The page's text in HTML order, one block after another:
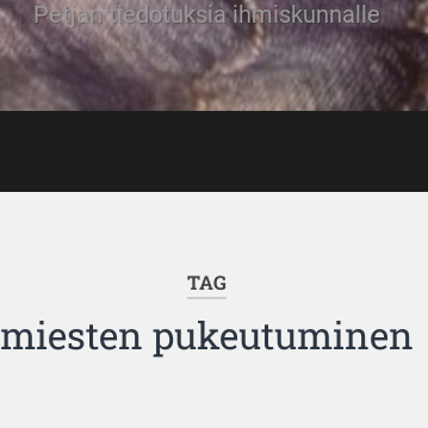
Petjan tiedotuksia ihmiskunnalle
TAG
miesten pukeutuminen